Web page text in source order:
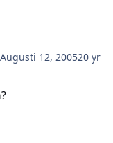
Augusti 12, 200520 yr